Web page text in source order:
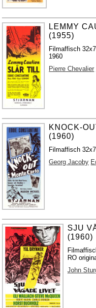
LEMMY
(1955)
Filmaffisch
1960
Pierre Chevalier
KNOCK-
(1960)
Filmaffisch
Georg Jacoby
SJU
(1960)
RO
John